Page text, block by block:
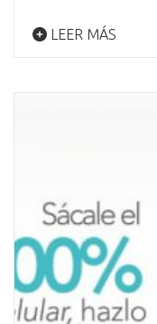
LEER MÁS